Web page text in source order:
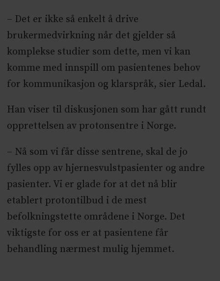
– Det er ikke så enkelt å drive
brukermedvirkning når det gjelder så
komplekse studier som dette, men vi kan
komme med innspill om pasientenes behov
for kommunikasjon og klarspråk, sier Ledal.
Han viser til diskusjonen som har gått rundt
opprettelsen av protonsentre i Norge.
– Nå som vi får disse sentrene, skal de jo
fylles opp av hjernesvulstpasienter og andre
pasienter. Vi er glade for at det nå blir
etablert protontilbud i de mest
befolkningstette områdene i Norge. Det
viktigste for oss er at pasientene får
behandling nærmest mulig hjemmet.